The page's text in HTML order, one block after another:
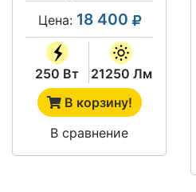
Цена: 18 400
250 Вт
21250 Лм
В корзину!
В сравнение